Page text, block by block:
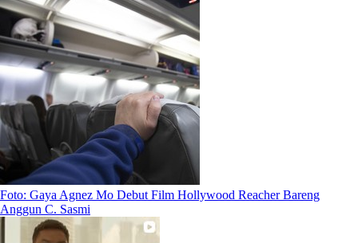
Foto: Gaya Agnez Mo Debut Film Hollywood Reacher Bareng
Anggun C. Sasmi